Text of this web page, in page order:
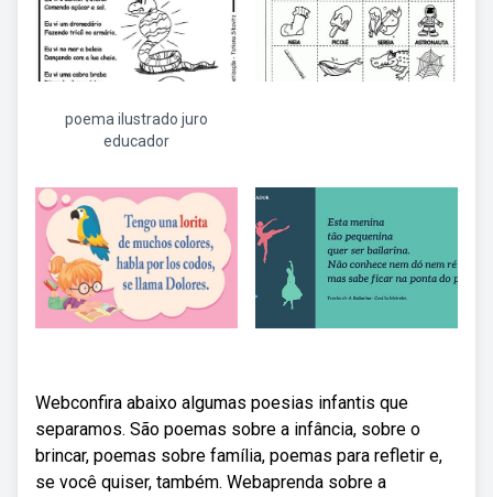
poema ilustrado juro
educador
Webconfira abaixo algumas poesias infantis que
separamos. São poemas sobre a infância, sobre o
brincar, poemas sobre família, poemas para refletir e,
se você quiser, também. Webaprenda sobre a